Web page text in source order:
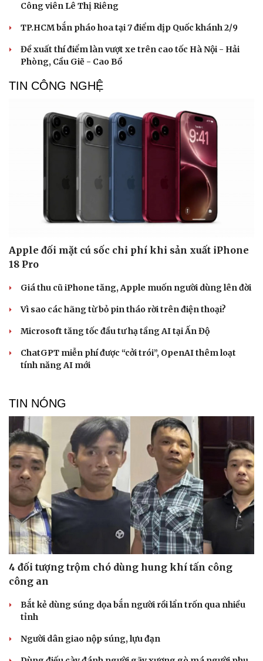
Công viên Lê Thị Riêng
TP.HCM bắn pháo hoa tại 7 điểm dịp Quốc khánh 2/9
Đề xuất thí điểm làn vượt xe trên cao tốc Hà Nội - Hải
Phòng, Cầu Giẽ - Cao Bồ
TIN CÔNG NGHỆ
Apple đối mặt cú sốc chi phí khi sản xuất iPhone
18 Pro
Giá thu cũ iPhone tăng, Apple muốn người dùng lên đời
Vì sao các hãng từ bỏ pin tháo rời trên điện thoại?
Microsoft tăng tốc đầu tư hạ tầng AI tại Ấn Độ
ChatGPT miễn phí được “cởi trói”, OpenAI thêm loạt
tính năng AI mới
TIN NÓNG
4 đối tượng trộm chó dùng hung khí tấn công
công an
Bắt kẻ dùng súng dọa bắn người rồi lẩn trốn qua nhiều
tỉnh
Người dân giao nộp súng, lựu đạn